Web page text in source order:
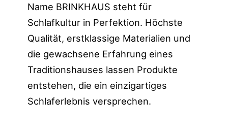
Name BRINKHAUS steht für
Schlafkultur in Perfektion. Höchste
Qualität, erstklassige Materialien und
die gewachsene Erfahrung eines
Traditionshauses lassen Produkte
entstehen, die ein einzigartiges
Schlaferlebnis versprechen.